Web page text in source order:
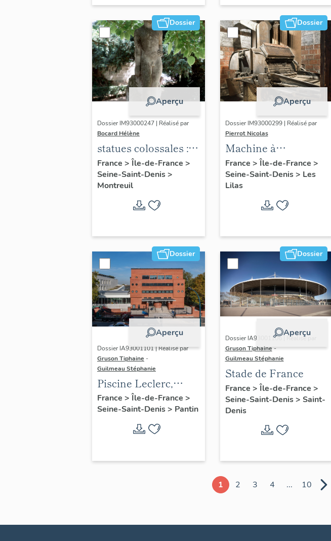
Dossier
Aperçu
Dossier IM93000247 | Réalisé par
Bocard Hélène
statues colossales : le
discobole, le
tennisman
France > Île-de-France >
Seine-Saint-Denis>
Montreuil
Dossier
Aperçu
Dossier IM93000299 | Réalisé par
Pierrot Nicolas
Machine à
déchiqueter et à
épurer
mécaniquement :
cardeuse
France > Île-de-France >
Seine-Saint-Denis> Les
Lilas
Dossier
Aperçu
Dossier IA93001101 | Réalisé par
Gruson Tiphaine -
Guilmeau Stéphanie
Piscine Leclerc,
actuellement piscine
Alice-Milliat
France > Île-de-France >
Seine-Saint-Denis> Pantin
Dossier
Aperçu
Dossier IA93001106 | Réalisé par
Gruson Tiphaine-
Guilmeau Stéphanie
Stade de France
France > Île-de-France >
Seine-Saint-Denis> Saint-
Denis
1 2 3 4 ... 10